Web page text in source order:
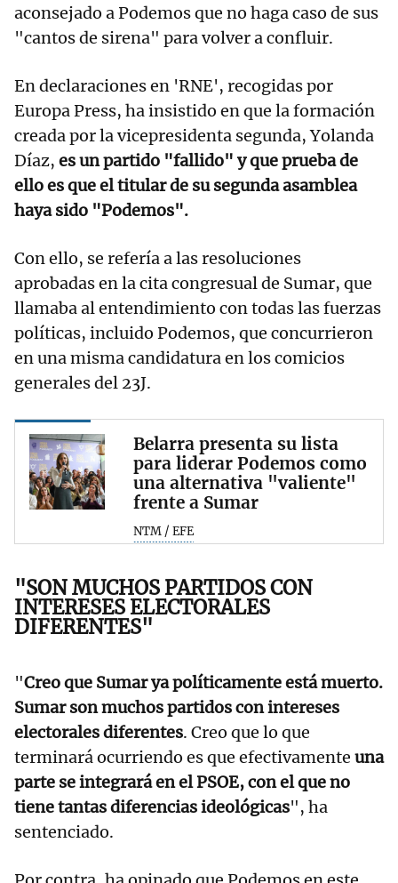
aconsejado a Podemos que no haga caso de sus
"cantos de sirena" para volver a confluir.
En declaraciones en 'RNE', recogidas por
Europa Press, ha insistido en que la formación
creada por la vicepresidenta segunda, Yolanda
Díaz, es un partido "fallido" y que prueba de
ello es que el titular de su segunda asamblea
haya sido "Podemos".
Con ello, se refería a las resoluciones
aprobadas en la cita congresual de Sumar, que
llamaba al entendimiento con todas las fuerzas
políticas, incluido Podemos, que concurrieron
en una misma candidatura en los comicios
generales del 23J.
Belarra presenta su lista
para liderar Podemos como
una alternativa "valiente"
frente a Sumar
NTM / EFE
"SON MUCHOS PARTIDOS CON
INTERESES ELECTORALES
DIFERENTES"
"Creo que Sumar ya políticamente está muerto.
Sumar son muchos partidos con intereses
electorales diferentes. Creo que lo que
terminará ocurriendo es que efectivamente una
parte se integrará en el PSOE, con el que no
tiene tantas diferencias ideológicas", ha
sentenciado.